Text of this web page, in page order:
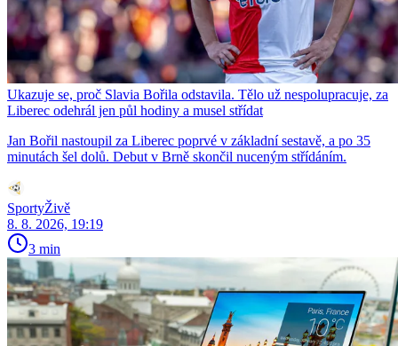
Ukazuje se, proč Slavia Bořila odstavila. Tělo už nespolupracuje, za
Liberec odehrál jen půl hodiny a musel střídat
Jan Bořil nastoupil za Liberec poprvé v základní sestavě, a po 35
minutách šel dolů. Debut v Brně skončil nuceným střídáním.
SportyŽivě
8. 8. 2026, 19:19
3 min